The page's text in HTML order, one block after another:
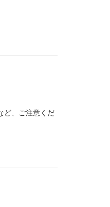
ど、ご注意くだ